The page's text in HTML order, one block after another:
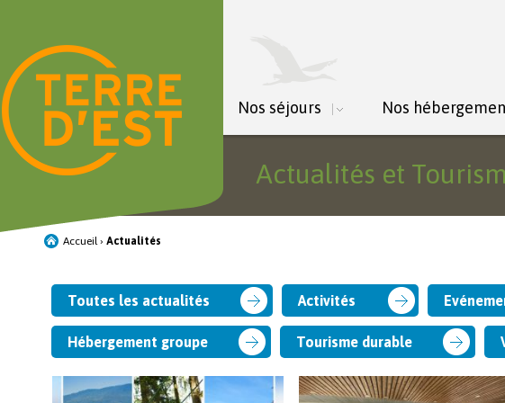
Nos séjours Nos
Actualités et
Accueil › Actualités
Toutes les actualités Activités
Hébergement groupe Tourisme durable